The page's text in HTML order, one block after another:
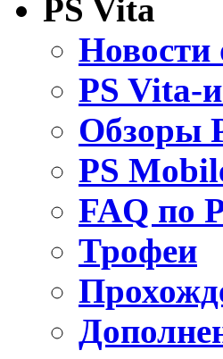
PS Vita
Новости
PS Vita-
Обзоры
PS
FAQ по
Трофеи